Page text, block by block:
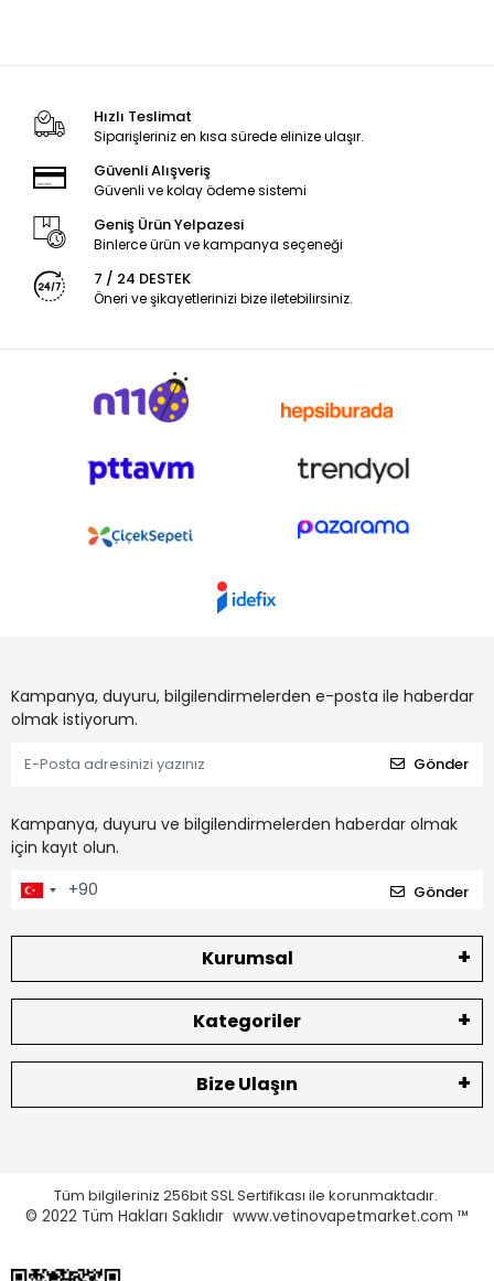
Hızlı Teslimat
Siparişleriniz en kısa sürede elinize ulaşır.
Güvenli Alışveriş
Güvenli ve kolay ödeme sistemi
Geniş Ürün Yelpazesi
Binlerce ürün ve kampanya seçeneği
7 / 24 DESTEK
Öneri ve şikayetlerinizi bize iletebilirsiniz.
Kampanya, duyuru, bilgilendirmelerden e-posta ile haberdar
olmak istiyorum.
Gönder
Kampanya, duyuru ve bilgilendirmelerden haberdar olmak
için kayıt olun.
Gönder
Kurumsal
Kategoriler
Bize Ulaşın
Tüm bilgileriniz 256bit SSL Sertifikası ile korunmaktadır.
© 2022 Tüm Hakları Saklıdır www.vetinovapetmarket.com ™